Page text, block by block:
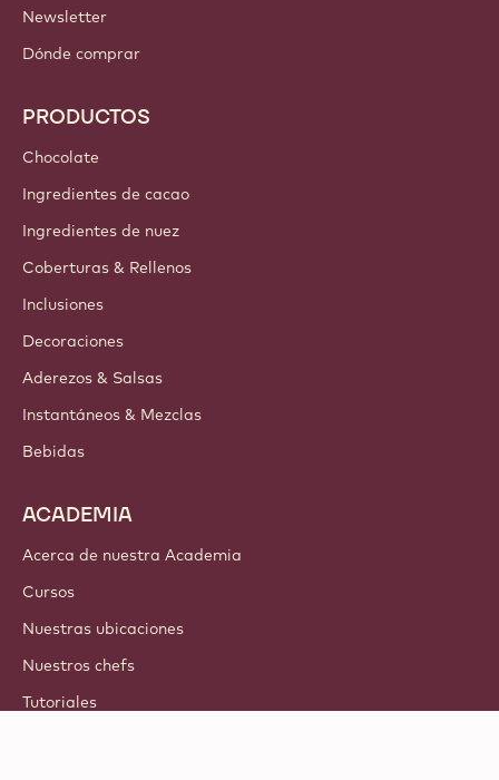
Newsletter
Dónde comprar
PRODUCTOS
Chocolate
Ingredientes de cacao
Ingredientes de nuez
Coberturas & Rellenos
Inclusiones
Decoraciones
Aderezos & Salsas
Instantáneos & Mezclas
Bebidas
ACADEMIA
Acerca de nuestra Academia
Cursos
Nuestras ubicaciones
Nuestros chefs
Tutoriales